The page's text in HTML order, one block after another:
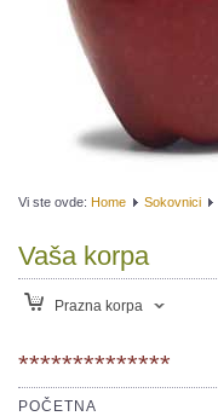
Vi ste ovde: Home Sokovnici
Vaša korpa
Prazna korpa
**************
POČETNA